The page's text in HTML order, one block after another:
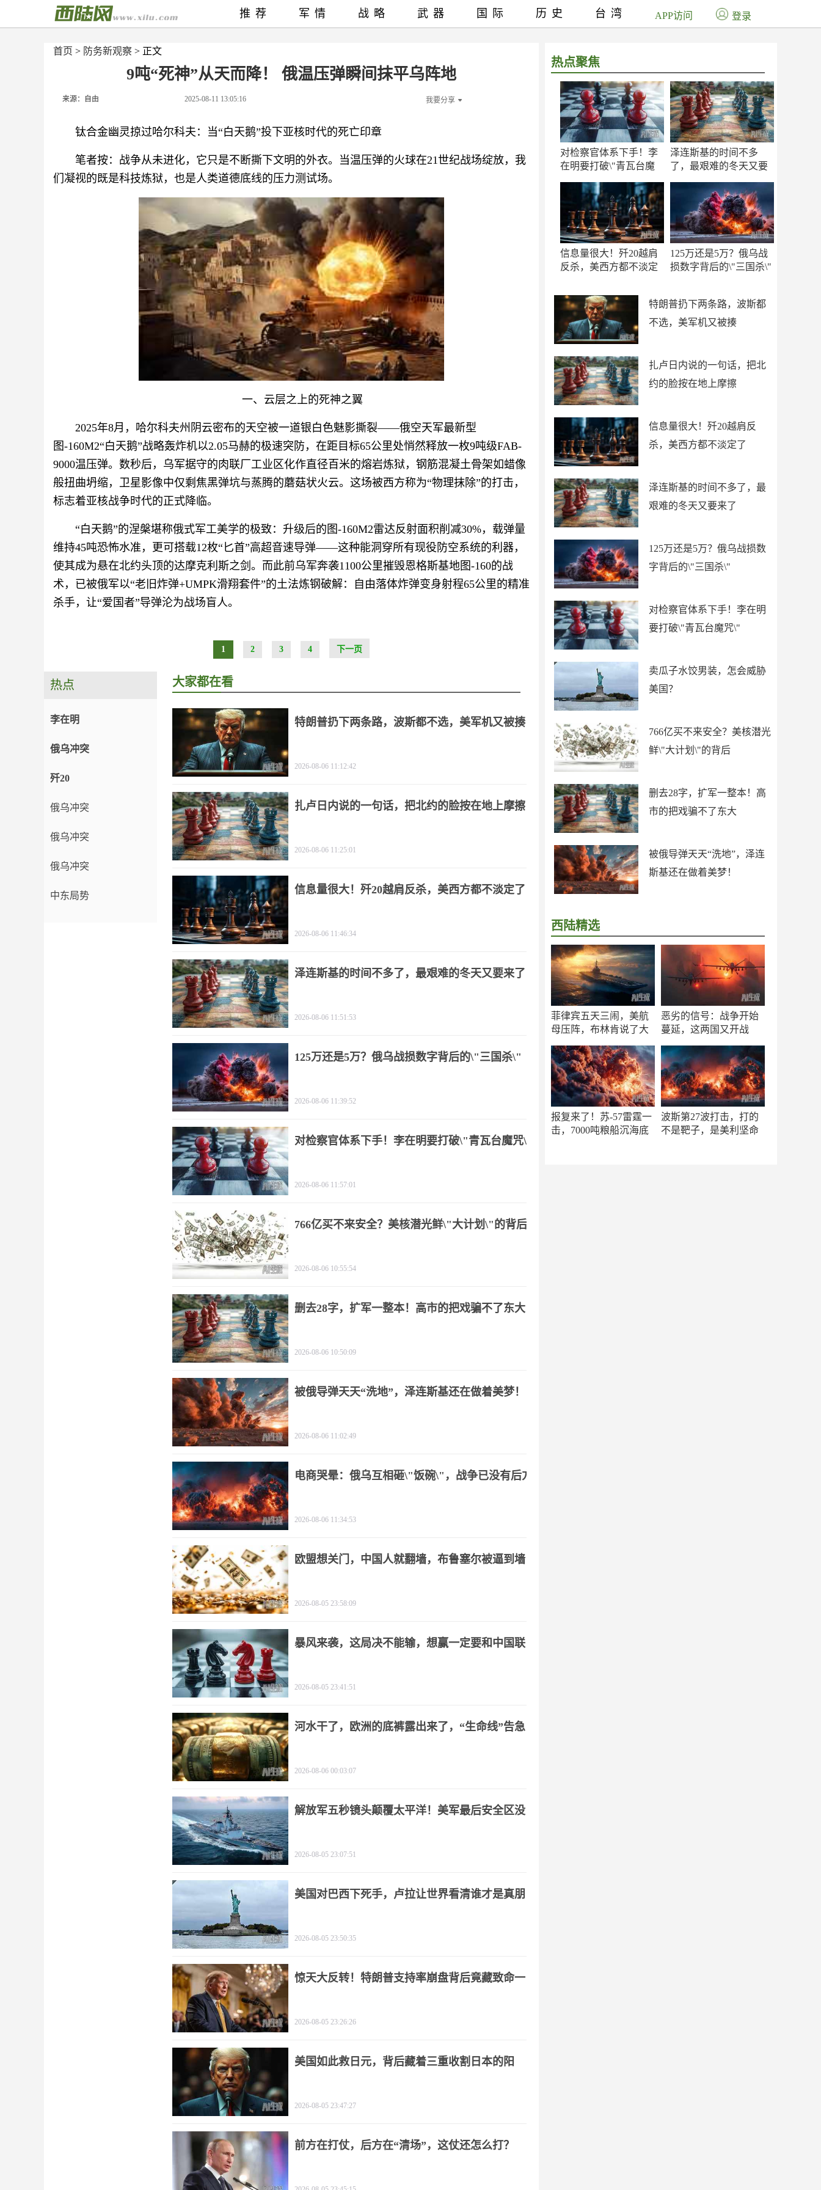
首页 > 防务新观察 > 正文
9吨“死神”从天而降！ 俄温压弹瞬间抹平乌阵地
来源：自由 2025-08-11 13:05:16 我要分享
钛合金幽灵掠过哈尔科夫：当“白天鹅”投下亚核时代的死亡印章
笔者按：战争从未进化，它只是不断撕下文明的外衣。当温压弹的火球在21世纪战场绽放，我
们凝视的既是科技炼狱，也是人类道德底线的压力测试场。
一、云层之上的死神之翼
2025年8月，哈尔科夫州阴云密布的天空被一道银白色魅影撕裂——俄空天军最新型
图-160M2“白天鹅”战略轰炸机以2.05马赫的极速突防，在距目标65公里处悄然释放一枚9吨级FAB-
9000温压弹。数秒后，乌军据守的肉联厂工业区化作直径百米的熔岩炼狱，钢筋混凝土骨架如蜡像
般扭曲坍缩，卫星影像中仅剩焦黑弹坑与蒸腾的蘑菇状火云。这场被西方称为“物理抹除”的打击，
标志着亚核战争时代的正式降临。
“白天鹅”的涅槃堪称俄式军工美学的极致：升级后的图-160M2雷达反射面积削减30%，载弹量
维持45吨恐怖水准，更可搭载12枚“匕首”高超音速导弹——这种能洞穿所有现役防空系统的利器，
使其成为悬在北约头顶的达摩克利斯之剑。而此前乌军奔袭1100公里摧毁恩格斯基地图-160的战
术，已被俄军以“老旧炸弹+UMPK滑翔套件”的土法炼钢破解：自由落体炸弹变身射程65公里的精准
杀手，让“爱国者”导弹沦为战场盲人。
1 2 3 4 下一页
热点聚焦
对检察官体系下手！李
在明要打破\"青瓦台魔
泽连斯基的时间不多
了，最艰难的冬天又要
信息量很大！歼20越肩
反杀，美西方都不淡定
125万还是5万？俄乌战
损数字背后的\"三国杀\"
特朗普扔下两条路，波斯都
不选，美军机又被揍
扎卢日内说的一句话，把北
约的脸按在地上摩擦
信息量很大！歼20越肩反
杀，美西方都不淡定了
泽连斯基的时间不多了，最
艰难的冬天又要来了
125万还是5万？俄乌战损数
字背后的\"三国杀\"
对检察官体系下手！李在明
要打破\"青瓦台魔咒\"
卖瓜子水饺男装，怎会威胁
美国？
766亿买不来安全？美核潜光
鲜\"大计划\"的背后
删去28字，扩军一整本！高
市的把戏骗不了东大
被俄导弹天天“洗地”，泽连
斯基还在做着美梦！
西陆精选
菲律宾五天三闹，美航
母压阵，布林肯说了大
恶劣的信号：战争开始
蔓延，这两国又开战
报复来了！苏-57雷霆一
击，7000吨粮船沉海底
波斯第27波打击，打的
不是靶子，是美利坚命
推荐 军情 战略 武器 国际 历史 台湾 APP访问 登录
热点
李在明
俄乌冲突
歼20
俄乌冲突
俄乌冲突
俄乌冲突
中东局势
大家都在看
特朗普扔下两条路，波斯都不选，美军机又被揍
2026-08-06 11:12:42
扎卢日内说的一句话，把北约的脸按在地上摩擦
2026-08-06 11:25:01
信息量很大！歼20越肩反杀，美西方都不淡定了
2026-08-06 11:46:34
泽连斯基的时间不多了，最艰难的冬天又要来了
2026-08-06 11:51:53
125万还是5万？俄乌战损数字背后的\"三国杀\"
2026-08-06 11:39:52
对检察官体系下手！李在明要打破\"青瓦台魔咒\"
2026-08-06 11:57:01
766亿买不来安全？美核潜光鲜\"大计划\"的背后
2026-08-06 10:55:54
删去28字，扩军一整本！高市的把戏骗不了东大
2026-08-06 10:50:09
被俄导弹天天“洗地”，泽连斯基还在做着美梦！
2026-08-06 11:02:49
电商哭晕：俄乌互相砸\"饭碗\"，战争已没有后方
2026-08-06 11:34:53
欧盟想关门，中国人就翻墙，布鲁塞尔被逼到墙
2026-08-05 23:58:09
暴风来袭，这局决不能输，想赢一定要和中国联
2026-08-05 23:41:51
河水干了，欧洲的底裤露出来了，“生命线”告急
2026-08-06 00:03:07
解放军五秒镜头颠覆太平洋！美军最后安全区没
2026-08-05 23:07:51
美国对巴西下死手，卢拉让世界看清谁才是真朋
2026-08-05 23:50:35
惊天大反转！特朗普支持率崩盘背后竟藏致命一
2026-08-05 23:26:26
美国如此救日元，背后藏着三重收割日本的阳
2026-08-05 23:47:27
前方在打仗，后方在“清场”，这仗还怎么打？